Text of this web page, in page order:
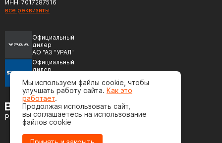
ИНН: 7017287516
все реквизиты
Официальный
дилер
АО "АЗ "УРАЛ"
Официальный
дилер
(ЯМЗ)
Разработка сайта
Мы используем файлы cookie, чтобы
улучшать работу сайта. Как это
работает.
Продолжая использовать сайт,
вы соглашаетесь на использование
файлов cookie